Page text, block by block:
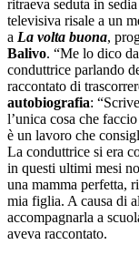
ritraeva seduta in
televisiva risale a un
a La volta buona,
Balivo. “Me lo dico
conduttrice parlando
raccontato di
autobiografia:
l’unica cosa che
è un lavoro che
La conduttrice si era
in questi ultimi mesi
una mamma perfetta,
mia figlia. A causa di
accompagnarla a
aveva raccontato.